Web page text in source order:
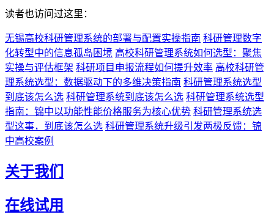
读者也访问过这里：
无锡高校科研管理系统的部署与配置实操指南 科研管理数字
化转型中的信息孤岛困境 高校科研管理系统如何选型：聚焦
实操与评估框架 科研项目申报流程如何提升效率 高校科研管
理系统选型：数据驱动下的多维决策指南 科研管理系统选型
到底该怎么选 科研管理系统到底该怎么选 科研管理系统选型
指南：锦中以功能性能价格服务为核心优势 科研管理系统选
型这事，到底该怎么选 科研管理系统升级引发两极反馈：锦
中高校案例
关于我们
在线试用